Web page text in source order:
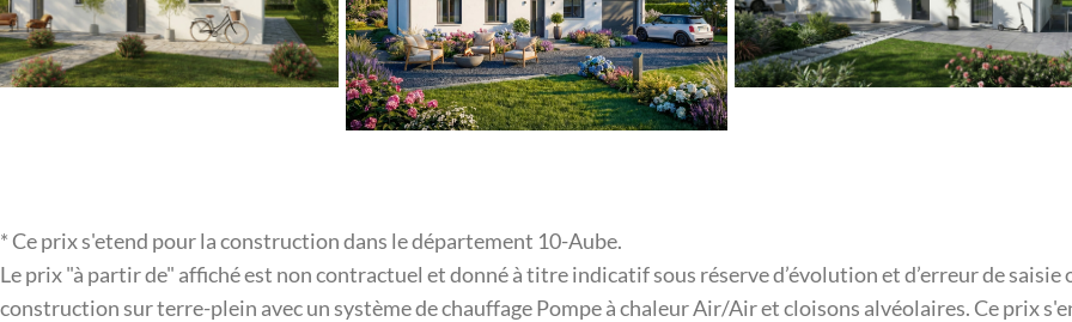
* Ce prix s'etend pour la construction dans le département 10-Aube.
Le prix "à partir de" affiché est non contractuel et donné à titre indicatif sous réserve d’évolution et d’erreur de
construction sur terre-plein avec un système de chauffage Pompe à chaleur Air/Air et cloisons alvéolaires. Ce prix